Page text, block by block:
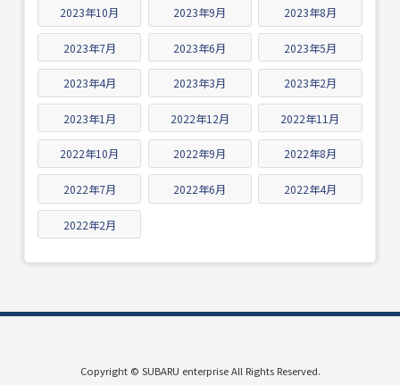
2023年10月 2023年9月 2023年8月
2023年7月 2023年6月 2023年5月
2023年4月 2023年3月 2023年2月
2023年1月 2022年12月 2022年11月
2022年10月 2022年9月 2022年8月
2022年7月 2022年6月 2022年4月
2022年2月
Copyright © SUBARU enterprise All Rights Reserved.